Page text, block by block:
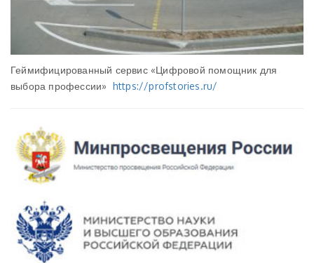
Геймифицированный сервис «Цифровой помощник для
выбора профессии» https://profstories.ru/